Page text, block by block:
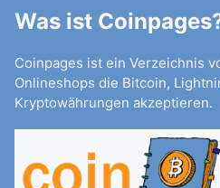
Was ist
Coinpages ist ein Verzeichnis
Onlineshops die Bitcoin,
Kryptowährungen akzeptieren.